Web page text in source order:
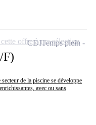
F)
de la piscine se développe
avec ou sans
CDITemps plein
offre à ma sélection